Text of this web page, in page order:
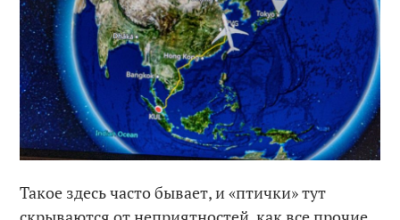
Такое здесь часто бывает, и «птички» тут